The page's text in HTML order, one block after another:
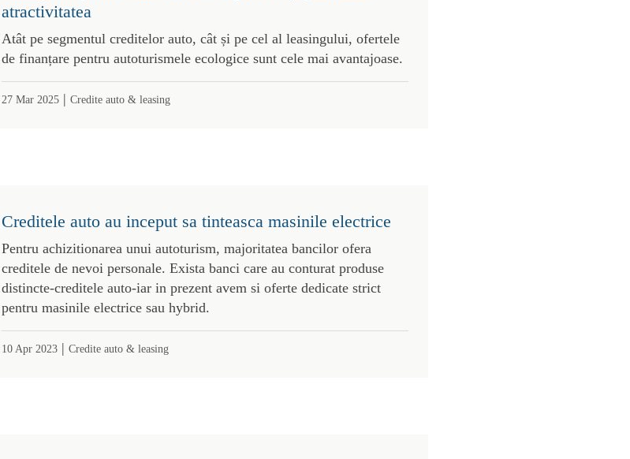
atractivitatea
Atât pe segmentul creditelor auto, cât și pe cel al leasingului, ofertele
de finanțare pentru autoturismele ecologice sunt cele mai avantajoase.
27 Mar 2025| Credite auto & leasing
Creditele auto au inceput sa tinteasca masinile electrice
Pentru achizitionarea unui autoturism, majoritatea bancilor ofera
creditele de nevoi personale. Exista banci care au conturat produse
distincte-creditele auto-iar in prezent avem si oferte dedicate strict
pentru masinile electrice sau hybrid.
10 Apr 2023| Credite auto & leasing